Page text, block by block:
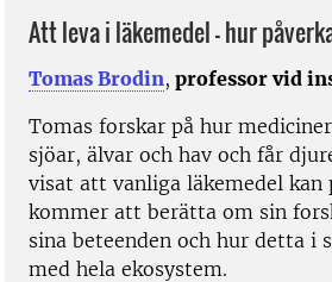
Att leva i läkemedel – hur
Tomas Brodin, professor vid
Tomas forskar på hur
sjöar, älvar och hav och får
visat att vanliga läkemedel
kommer att berätta om sin
sina beteenden och hur detta i
med hela ekosystem.